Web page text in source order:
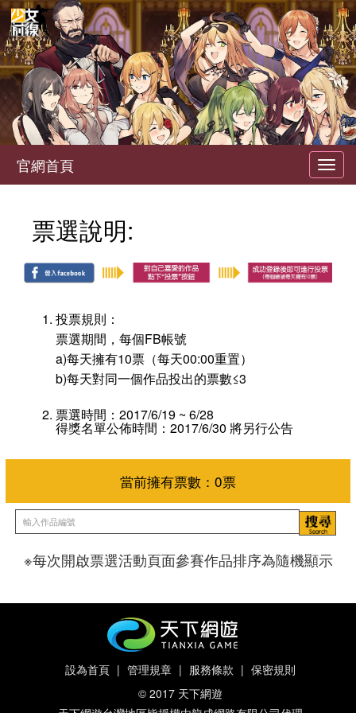
官網首頁
票選說明:
投票規則：
票選期間，每個FB帳號
a)每天擁有10票（每天00:00重置）
b)每天對同一個作品投出的票數≤3
票選時間：2017/6/19 ~ 6/28
得獎名單公佈時間：2017/6/30 將另行公告
當前擁有票數：
※每次開啟票選活動頁面參賽作品排序為隨機顯示
設為首頁 | 管理規章 | 服務條款 | 保密規則
© 2017 天下網遊